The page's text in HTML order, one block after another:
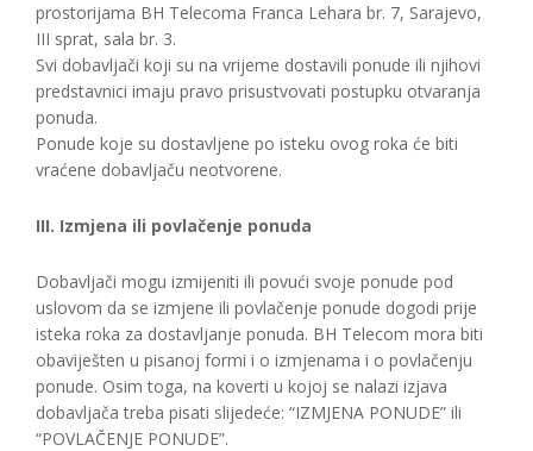
prostorijama BH Telecoma Franca Lehara br. 7, Sarajevo,
III sprat, sala br. 3.
Svi dobavljači koji su na vrijeme dostavili ponude ili njihovi
predstavnici imaju pravo prisustvovati postupku otvaranja
ponuda.
Ponude koje su dostavljene po isteku ovog roka će biti
vraćene dobavljaču neotvorene.
III. Izmjena ili povlačenje ponuda
Dobavljači mogu izmijeniti ili povući svoje ponude pod
uslovom da se izmjene ili povlačenje ponude dogodi prije
isteka roka za dostavljanje ponuda. BH Telecom mora biti
obaviješten u pisanoj formi i o izmjenama i o povlačenju
ponude. Osim toga, na koverti u kojoj se nalazi izjava
dobavljača treba pisati slijedeće: “IZMJENA PONUDE” ili
“POVLAČENJE PONUDE”.